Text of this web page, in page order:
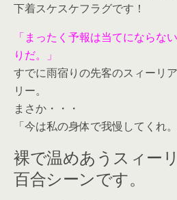
下着スケスケフラグです！
「まったく予報は当てにならな
りだ。」
すでに雨宿りの先客のスィーリ
リー。
まさか・・・
「今は私の身体で我慢してくれ。
裸で温めあうスィー
百合シーンです。